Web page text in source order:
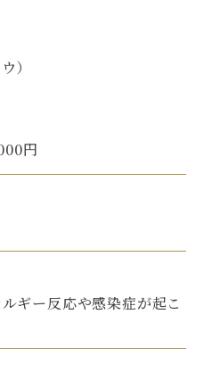
）
円
ギー反応や感染症が起こ